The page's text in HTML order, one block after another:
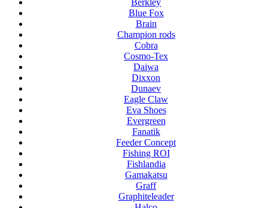
Berkley
Blue Fox
Brain
Champion rods
Cobra
Cosmo-Tex
Daiwa
Dixxon
Dunaev
Eagle Claw
Eva Shoes
Evergreen
Fanatik
Feeder Concept
Fishing ROI
Fishlandia
Gamakatsu
Graff
Graphiteleader